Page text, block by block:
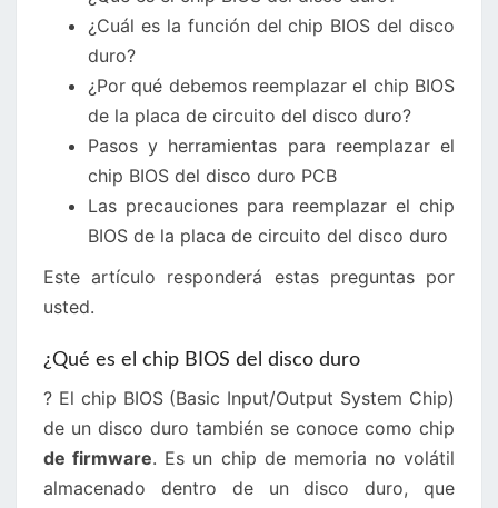
¿Cuál es la función del chip BIOS del disco
duro?
¿Por qué debemos reemplazar el chip BIOS
de la placa de circuito del disco duro?
Pasos y herramientas para reemplazar el
chip BIOS del disco duro PCB
Las precauciones para reemplazar el chip
BIOS de la placa de circuito del disco duro
Este artículo responderá estas preguntas por
usted.
¿Qué es el chip BIOS del disco duro
? El chip BIOS (Basic Input/Output System Chip)
de un disco duro también se conoce como chip
de firmware. Es un chip de memoria no volátil
almacenado dentro de un disco duro, que